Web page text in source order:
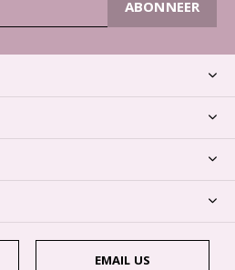
ABONNEER
EMAIL US